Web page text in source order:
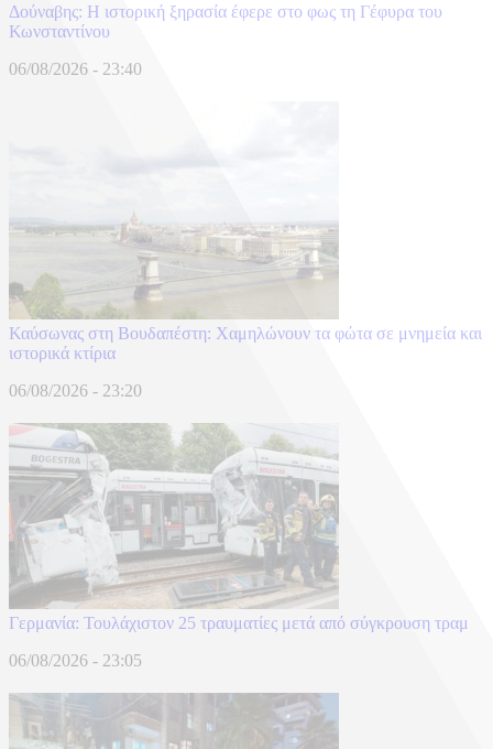
Δούναβης: Η ιστορική ξηρασία έφερε στο φως τη Γέφυρα του
Κωνσταντίνου
06/08/2026 - 23:40
Καύσωνας στη Βουδαπέστη: Χαμηλώνουν τα φώτα σε μνημεία και
ιστορικά κτίρια
06/08/2026 - 23:20
Γερμανία: Τουλάχιστον 25 τραυματίες μετά από σύγκρουση τραμ
06/08/2026 - 23:05